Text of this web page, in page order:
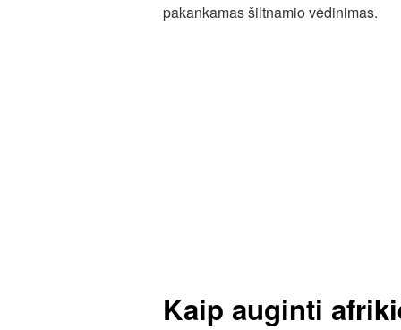
pakankamas šiltnamio vėdinimas.
Kaip auginti